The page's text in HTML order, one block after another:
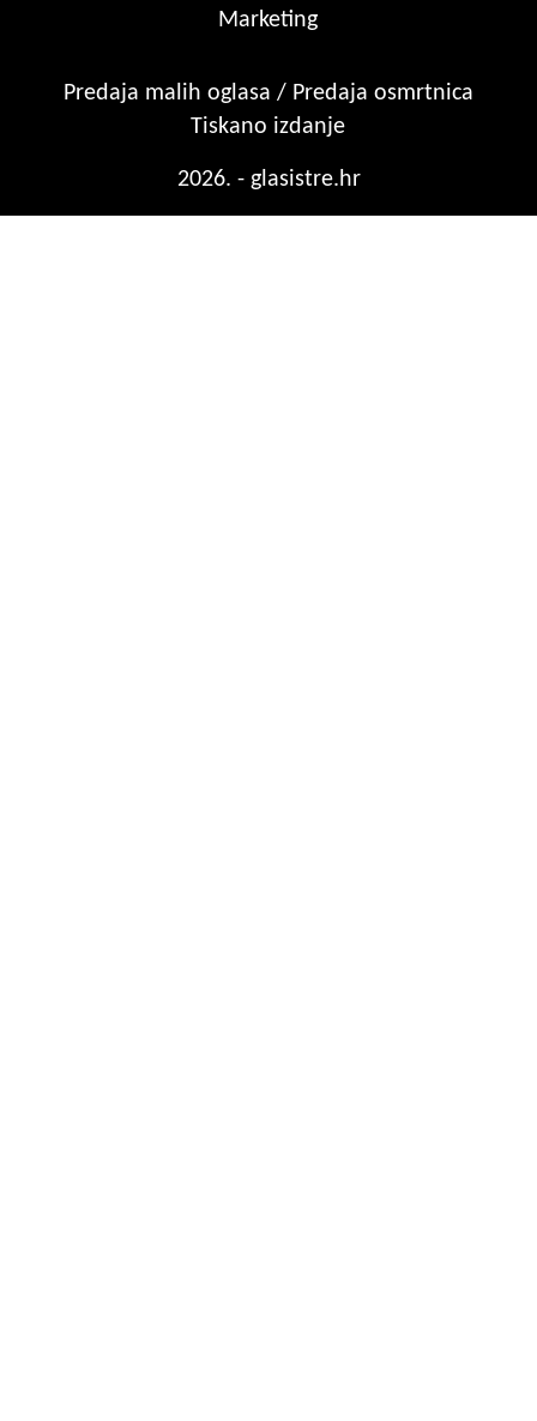
Marketing
Predaja malih oglasa / Predaja osmrtnica
Tiskano izdanje
2026. - glasistre.hr